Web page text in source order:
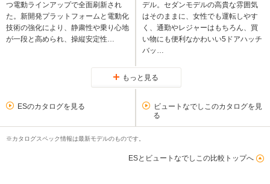
つ電動ラインアップで全面刷新され
た。新開発プラットフォームと電動化
技術の強化により、静粛性や乗り心地
が一段と高められ、操縦安定性…
デル。セダンモデルの高貴な雰囲気
はそのままに、女性でも運転しやす
く、通勤やレジャーはもちろん、買
い物にも便利なかわいい5ドアハッチ
バッ…
もっと見る
ESのカタログを見る
ビュートなでしこのカタログを見
る
※カタログスペック情報は最新モデルのものです。
ESとビュートなでしこの比較トップへ